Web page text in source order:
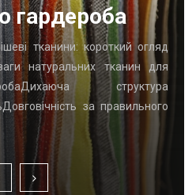
гардероба
тканини: короткий огляд
натуральних тканин для
структура
за правильного